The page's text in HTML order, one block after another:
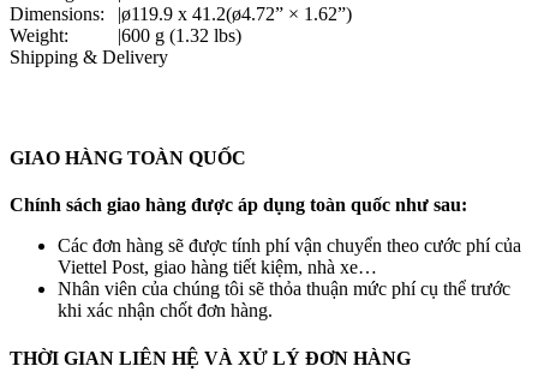
Dimensions:
|ø119.9 x 41.2(ø4.72” × 1.62”)
Weight:
|600 g (1.32 lbs)
Shipping & Delivery
GIAO HÀNG TOÀN QUỐC
Chính sách giao hàng được áp dụng toàn quốc như sau:
Các đơn hàng sẽ được tính phí vận chuyển theo cước phí của
Viettel Post, giao hàng tiết kiệm, nhà xe…
Nhân viên của chúng tôi sẽ thỏa thuận mức phí cụ thể trước
khi xác nhận chốt đơn hàng.
THỜI GIAN LIÊN HỆ VÀ XỬ LÝ ĐƠN HÀNG